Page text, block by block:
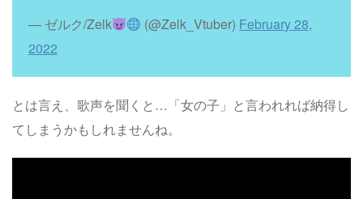
— ゼルク/Zelk (@Zelk_Vtuber) February 28,
2022
とは言え、歌声を聞くと…「女の子」と言われれば納得し
てしまうかもしれませんね。